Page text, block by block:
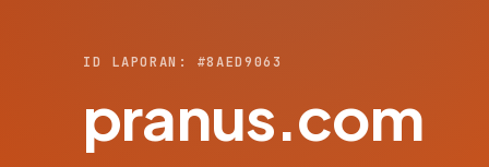
ID LAPORAN: #8AED9063
pranus.com